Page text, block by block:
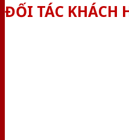
ĐỐI TÁC KHÁCH